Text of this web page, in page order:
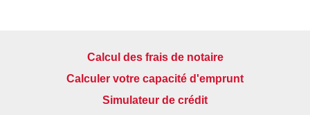
Calcul des frais de notaire
Calculer votre capacité d'emprunt
Simulateur de crédit